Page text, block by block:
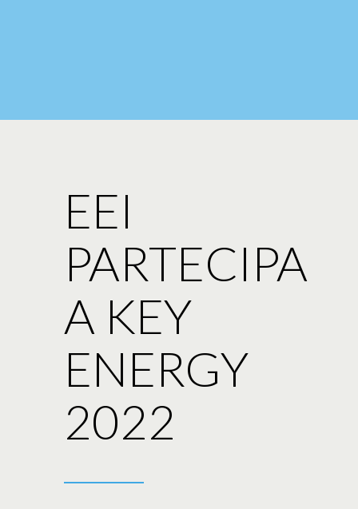
EEI
PARTECIPA
A KEY
ENERGY
2022